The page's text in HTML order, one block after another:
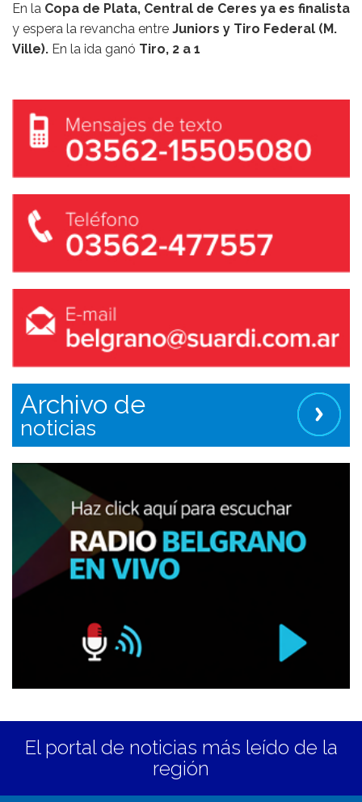
En la Copa de Plata, Central de Ceres ya es finalista
y espera la revancha entre Juniors y Tiro Federal (M.
Ville). En la ida ganó Tiro, 2 a 1
Archivo de
noticias
El portal de noticias más leído de la
región